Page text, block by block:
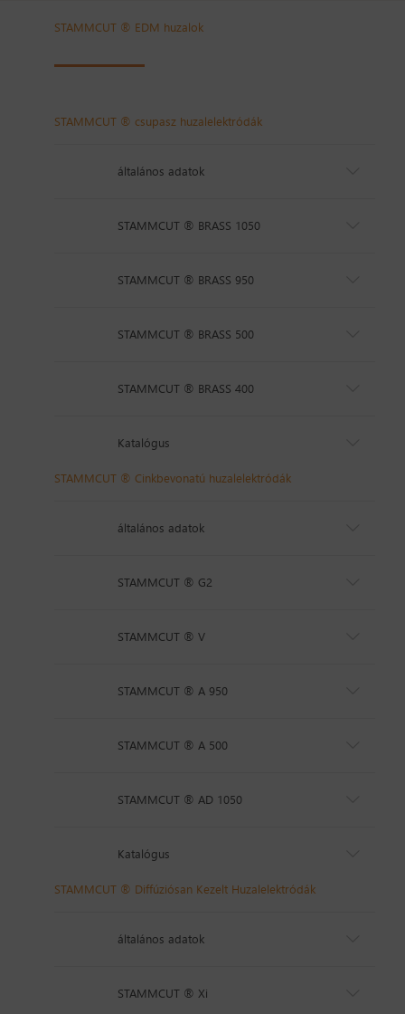
STAMMCUT ® EDM huzalok
STAMMCUT ® csupasz huzalelektródák
általános adatok
STAMMCUT ® BRASS 1050
STAMMCUT ® BRASS 950
STAMMCUT ® BRASS 500
STAMMCUT ® BRASS 400
Katalógus
STAMMCUT ® Cinkbevonatú huzalelektródák
általános adatok
STAMMCUT ® G2
STAMMCUT ® V
STAMMCUT ® A 950
STAMMCUT ® A 500
STAMMCUT ® AD 1050
Katalógus
STAMMCUT ® Diffúziósan Kezelt Huzalelektródák
általános adatok
STAMMCUT ® Xi